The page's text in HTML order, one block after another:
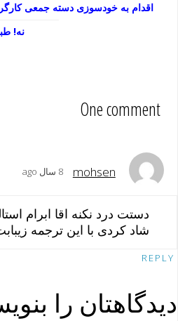
اقدام به خودسوزی دسته جمعی
نه!
One comment
mohsen 8 سال ago
دستت درد نکنه اقا ابرام
شاد کردی با این ترجمه
REPLY
دیدگاهتان را